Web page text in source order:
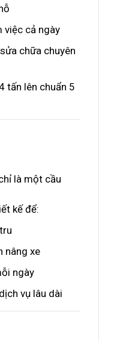
việc cả ngày
chữa chuyên
tấn lên chuẩn 5
là một cầu
kế để:
nâng xe
ngày
vụ lâu dài